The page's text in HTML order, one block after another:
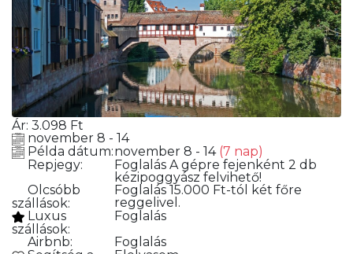
Ár: 3.098 Ft
november 8 - 14
Példa dátum:november 8 - 14 (7 nap)
Repjegy:
Foglalás A gépre fejenként 2 db
kézipoggyász felvihető!
Olcsóbb
szállások:
Foglalás 15.000 Ft-tól két főre
reggelivel.
Luxus
szállások:
Foglalás
Airbnb:
Foglalás